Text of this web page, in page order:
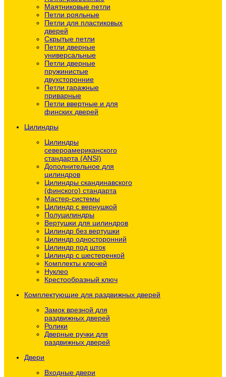
Маятниковые петли
Петли рояльные
Петли для пластиковых
дверей
Скрытые петли
Петли дверные
универсальные
Петли дверные
пружинистые
двухсторонние
Петли гаражные
приварные
Петли ввертные и для
финских дверей
Цилиндры
Цилиндры
североамериканского
стандарта (ANSI)
Дополнительное для
цилиндров
Цилиндры скандинавского
(финского) стандарта
Мастер-системы
Цилиндр с вернушкой
Полуцилиндры
Вертушки для цилиндров
Цилиндр без вертушки
Цилиндр односторонний
Цилиндр под шток
Цилиндр с шестеренкой
Комплекты ключей
Нуклео
Крестообразный ключ
Комплектующие для раздвижных дверей
Замок врезной для
раздвижных дверей
Ролики
Дверные ручки для
раздвижных дверей
Двери
Входные двери